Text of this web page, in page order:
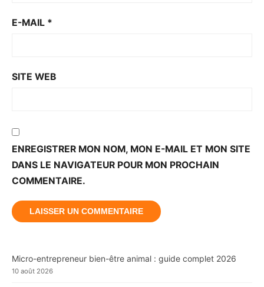
E-MAIL *
SITE WEB
ENREGISTRER MON NOM, MON E-MAIL ET MON SITE
DANS LE NAVIGATEUR POUR MON PROCHAIN
COMMENTAIRE.
Micro-entrepreneur bien-être animal : guide complet 2026
10 août 2026